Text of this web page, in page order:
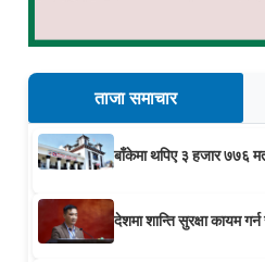
ताजा समाचार
बाँकेमा थपिए ३ हजार ७७६
देशमा शान्ति सुरक्षा कायम